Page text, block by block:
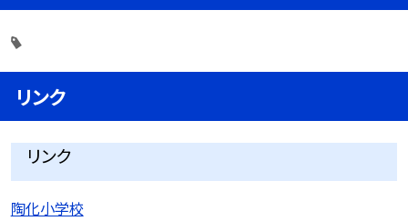
リンク
リンク
陶化小学校